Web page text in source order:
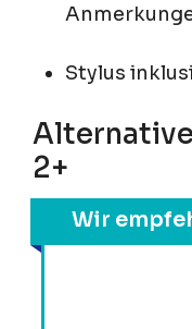
Stylus
2+
Wir